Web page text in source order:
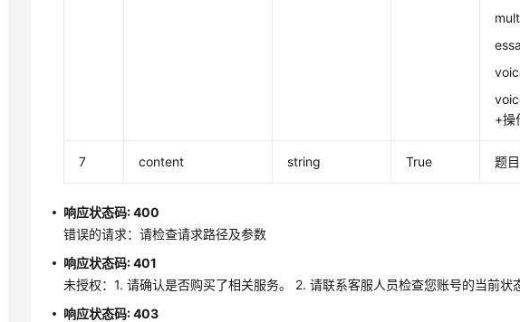
+操
7 content string True 题
响应状态码: 400
错误的请求：请检查请求路径及参数
响应状态码: 401
未授权：1. 请确认是否购买了相关服务。 2. 请联系客服人员检查您账号的当前状
响应状态码: 403